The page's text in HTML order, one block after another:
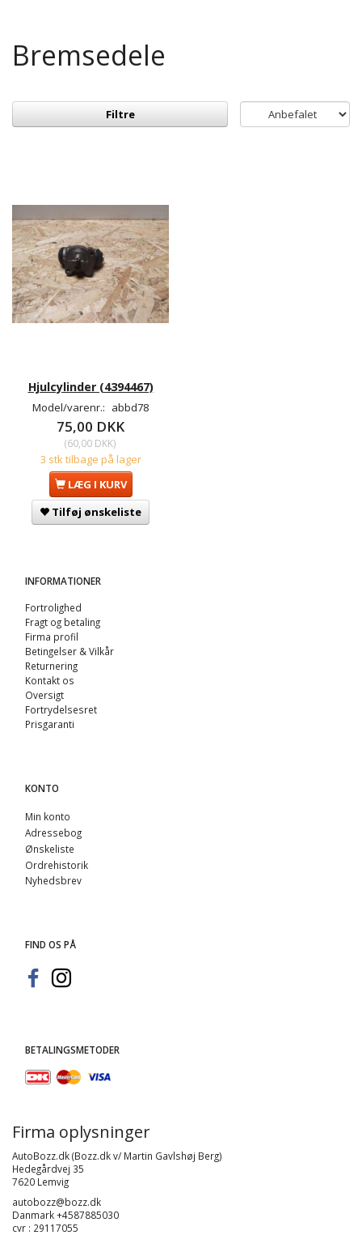
Bremsedele
Filtre
Hjulcylinder (4394467)
Model/varenr.: abbd78
75,00 DKK
(60,00 DKK)
3 stk tilbage på lager
LÆG I KURV
Tilføj ønskeliste
INFORMATIONER
Fortrolighed
Fragt og betaling
Firma profil
Betingelser & Vilkår
Returnering
Kontakt os
Oversigt
Fortrydelsesret
Prisgaranti
KONTO
Min konto
Adressebog
Ønskeliste
Ordrehistorik
Nyhedsbrev
FIND OS PÅ
BETALINGSMETODER
Firma oplysninger
AutoBozz.dk (Bozz.dk v/ Martin Gavlshøj Berg)
Hedegårdvej 35
7620 Lemvig
autobozz@bozz.dk
Danmark +4587885030
cvr : 29117055